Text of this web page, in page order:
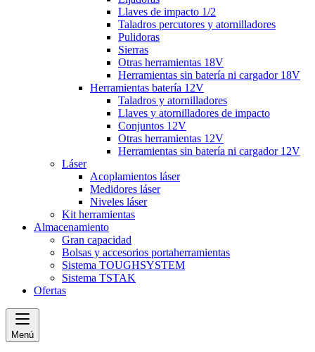
Llaves de impacto 1/2
Taladros percutores y atornilladores
Pulidoras
Sierras
Otras herramientas 18V
Herramientas sin batería ni cargador 18V
Herramientas batería 12V
Taladros y atornilladores
Llaves y atornilladores de impacto
Conjuntos 12V
Otras herramientas 12V
Herramientas sin batería ni cargador 12V
Láser
Acoplamientos láser
Medidores láser
Niveles láser
Kit herramientas
Almacenamiento
Gran capacidad
Bolsas y accesorios portaherramientas
Sistema TOUGHSYSTEM
Sistema TSTAK
Ofertas
Menú